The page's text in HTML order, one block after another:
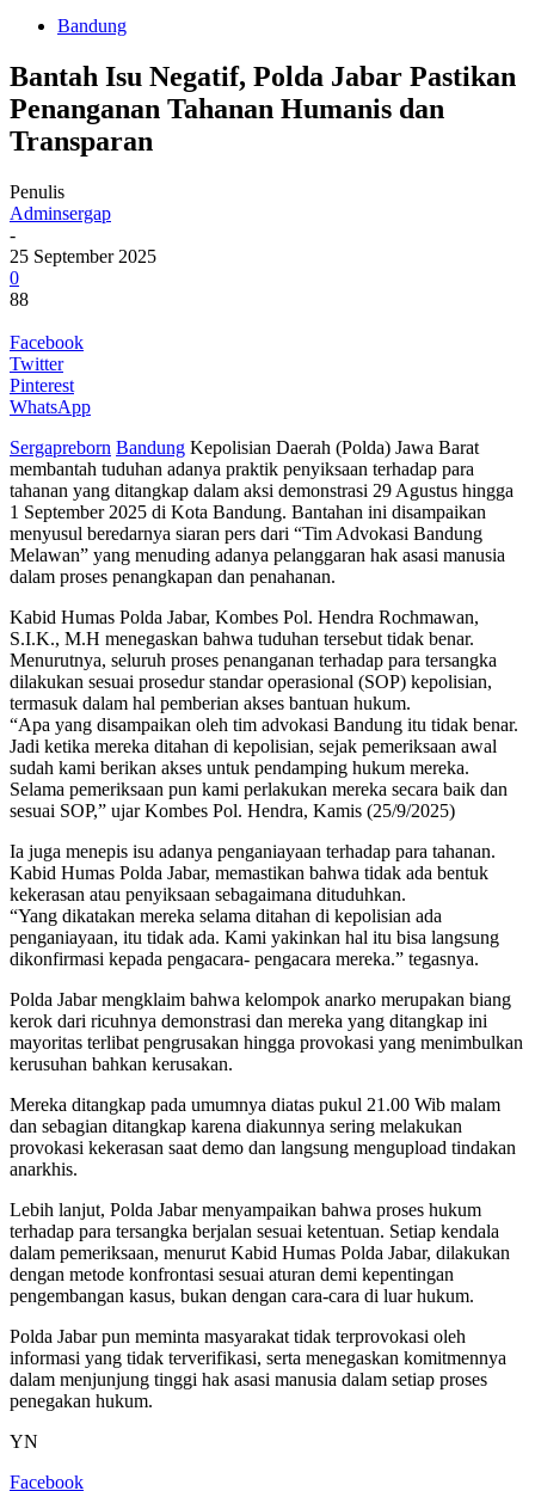
Bandung
Bantah Isu Negatif, Polda Jabar Pastikan
Penanganan Tahanan Humanis dan
Transparan
Penulis
Adminsergap
-
25 September 2025
0
88
Facebook
Twitter
Pinterest
WhatsApp
Sergapreborn Bandung Kepolisian Daerah (Polda) Jawa Barat
membantah tuduhan adanya praktik penyiksaan terhadap para
tahanan yang ditangkap dalam aksi demonstrasi 29 Agustus hingga
1 September 2025 di Kota Bandung. Bantahan ini disampaikan
menyusul beredarnya siaran pers dari “Tim Advokasi Bandung
Melawan” yang menuding adanya pelanggaran hak asasi manusia
dalam proses penangkapan dan penahanan.
Kabid Humas Polda Jabar, Kombes Pol. Hendra Rochmawan,
S.I.K., M.H menegaskan bahwa tuduhan tersebut tidak benar.
Menurutnya, seluruh proses penanganan terhadap para tersangka
dilakukan sesuai prosedur standar operasional (SOP) kepolisian,
termasuk dalam hal pemberian akses bantuan hukum.
“Apa yang disampaikan oleh tim advokasi Bandung itu tidak benar.
Jadi ketika mereka ditahan di kepolisian, sejak pemeriksaan awal
sudah kami berikan akses untuk pendamping hukum mereka.
Selama pemeriksaan pun kami perlakukan mereka secara baik dan
sesuai SOP,” ujar Kombes Pol. Hendra, Kamis (25/9/2025)
Ia juga menepis isu adanya penganiayaan terhadap para tahanan.
Kabid Humas Polda Jabar, memastikan bahwa tidak ada bentuk
kekerasan atau penyiksaan sebagaimana dituduhkan.
“Yang dikatakan mereka selama ditahan di kepolisian ada
penganiayaan, itu tidak ada. Kami yakinkan hal itu bisa langsung
dikonfirmasi kepada pengacara- pengacara mereka.” tegasnya.
Polda Jabar mengklaim bahwa kelompok anarko merupakan biang
kerok dari ricuhnya demonstrasi dan mereka yang ditangkap ini
mayoritas terlibat pengrusakan hingga provokasi yang menimbulkan
kerusuhan bahkan kerusakan.
Mereka ditangkap pada umumnya diatas pukul 21.00 Wib malam
dan sebagian ditangkap karena diakunnya sering melakukan
provokasi kekerasan saat demo dan langsung mengupload tindakan
anarkhis.
Lebih lanjut, Polda Jabar menyampaikan bahwa proses hukum
terhadap para tersangka berjalan sesuai ketentuan. Setiap kendala
dalam pemeriksaan, menurut Kabid Humas Polda Jabar, dilakukan
dengan metode konfrontasi sesuai aturan demi kepentingan
pengembangan kasus, bukan dengan cara-cara di luar hukum.
Polda Jabar pun meminta masyarakat tidak terprovokasi oleh
informasi yang tidak terverifikasi, serta menegaskan komitmennya
dalam menjunjung tinggi hak asasi manusia dalam setiap proses
penegakan hukum.
YN
Facebook